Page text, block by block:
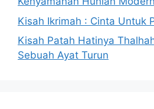
Kisah Ikrimah : Cinta Untuk
Kisah Patah Hatinya
Sebuah Ayat Turun